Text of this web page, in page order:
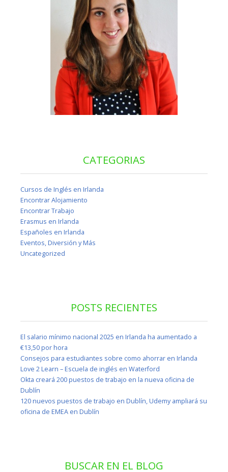
CATEGORIAS
Cursos de Inglés en Irlanda
Encontrar Alojamiento
Encontrar Trabajo
Erasmus en Irlanda
Españoles en Irlanda
Eventos, Diversión y Más
Uncategorized
POSTS RECIENTES
El salario mínimo nacional 2025 en Irlanda ha aumentado a
€13,50 por hora
Consejos para estudiantes sobre como ahorrar en Irlanda
Love 2 Learn – Escuela de inglés en Waterford
Okta creará 200 puestos de trabajo en la nueva oficina de
Dublín
120 nuevos puestos de trabajo en Dublín, Udemy ampliará su
oficina de EMEA en Dublín
BUSCAR EN EL BLOG